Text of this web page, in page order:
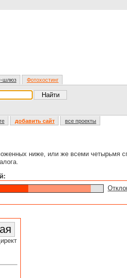
шлюз Фотохостинг
добавить сайт все проекты
ниже, или же всеми четырьмя